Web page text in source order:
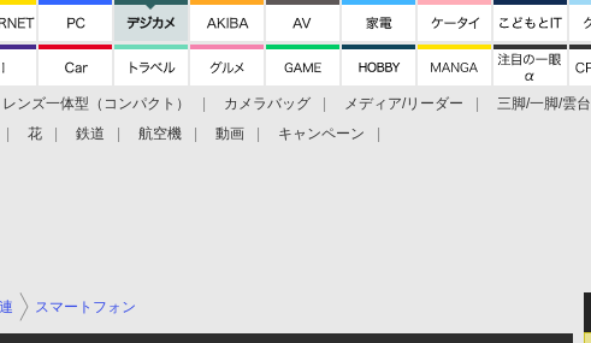
レンズ一体型（コンパクト） カメラバッグ メディア/リーダー 三脚/一脚/雲台
花 鉄道 航空機 動画 キャンペーン
スマートフォン